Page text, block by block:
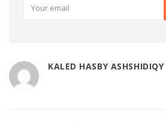
KALED HASBY ASHSHIDIQY